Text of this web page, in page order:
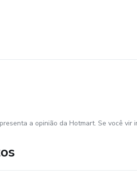
a opinião da Hotmart. Se você vir